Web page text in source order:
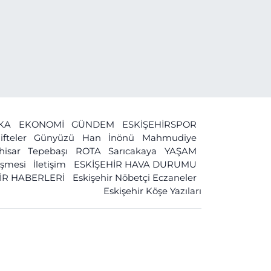
EKONOMİ GÜNDEM
ESKİŞEHİRSPOR
Günyüzü Han İnönü
Mahmudiye
Tepebaşı ROTA Sarıcakaya
YAŞAM
İletişim
ESKİŞEHİR HAVA DURUMU
HABERLERİ
Eskişehir Nöbetçi Eczaneler
Eskişehir Köşe Yazıları